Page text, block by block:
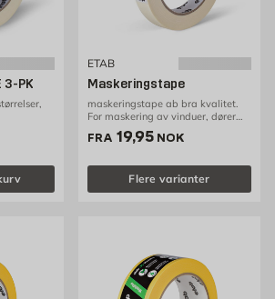
3-PK
/stk
ETAB
Maskeringstape
maskeringstape ab bra kvalitet.
For maskering av vinduer, dører
FRA Pris 19.95 NOK /stk
19,95 NOK
Flere varianter